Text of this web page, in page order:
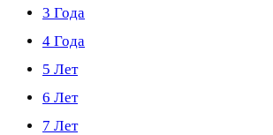
3 Года
4 Года
5 Лет
6 Лет
7 Лет